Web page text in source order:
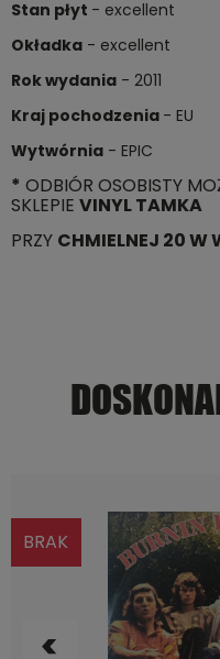
Stan płyt - excellent
Okładka - excellent
Rok wydania - 2011
Kraj pochodzenia - EU
Wytwórnia - EPIC
* ODBIÓR OSOBISTY
SKLEPIE VINYL TAMKA
PRZY CHMIELNEJ 20 W
BRAK